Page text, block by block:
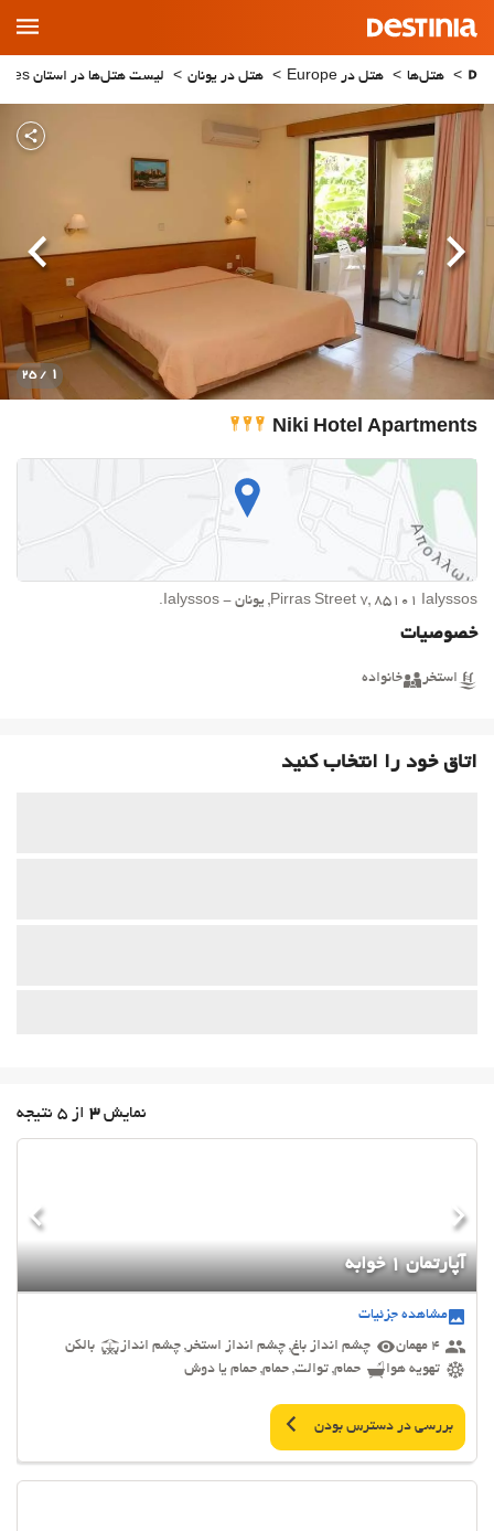
Main
Menu
هتل‌ها هتل در Europe هتل در یونان لیست هتل‌ها در استان Rhodes
Niki Hotel Apartments
1
/ 25
قبلی بعدی
Pirras Street 7, 85101 Ialyssos, یونان - Ialyssos.
خصوصیات
استخر خانواده
اتاق خود را انتخاب کنید
نمایش3 از 5 نتیجه
آپارتمان 1 خوابه
مشاهده جزئیات
4 مهمان
چشم انداز باغ, چشم انداز استخر, چشم انداز
بالکن
تهویه هوا
حمام, توالت, حمام, حمام یا دوش
بررسی در دسترس بودن